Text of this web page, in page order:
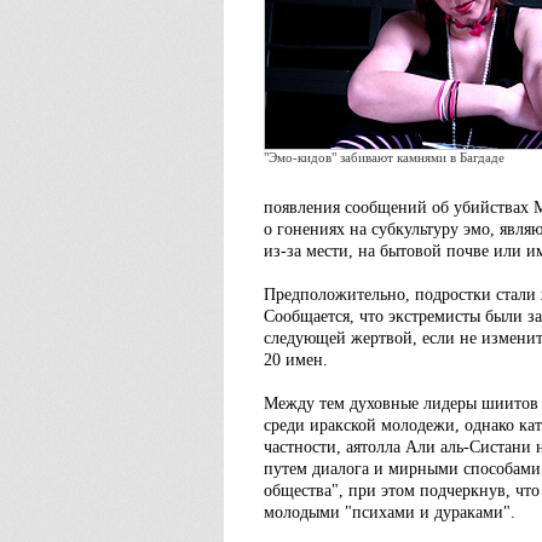
"Эмо-кидов" забивают камнями в Багдаде
появления сообщений об
о гонениях на субкультуру эмо,
из-за мести, на бытовой почве или
Предположительно, подростки
Сообщается, что экстремисты были
следующей жертвой, если не
20 имен.
Между тем духовные лидеры шиитов
среди иракской молодежи, однако
частности, аятолла Али аль-Систани
путем диалога и мирными
общества", при этом подчеркнув,
молодыми "психами и дураками".